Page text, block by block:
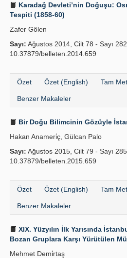
Karadağ Devleti’nin Doğuşu:
Tespiti (1858-60)
Zafer Gölen
Sayı: Ağustos 2014, Cilt 78 - Sayı 282
10.37879/belleten.2014.659
Özet Özet (English) Tam
Benzer Makaleler
Bir Doğu Bilimcinin Gözüyle
Hakan Anameri̇ç, Gülcan Palo
Sayı: Ağustos 2015, Cilt 79 - Sayı 285
10.37879/belleten.2015.659
Özet Özet (English) Tam
Benzer Makaleler
XIX. Yüzyılın İlk Yarısında
Bozan Gruplara Karşı Yürütülen
Mehmet Demi̇rtaş